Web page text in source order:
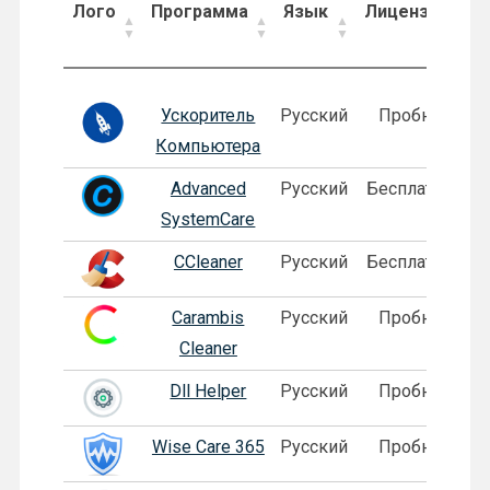
Лого Программа Язык Лицензия
Лого Программа Язык Лицензия
Ускоритель
Компьютера
Русский Пробная
Advanced
SystemCare
Русский Бесплатная
CCleaner Русский Бесплатная
Carambis
Cleaner
Русский Пробная
Dll Helper Русский Пробная
Wise Care 365 Русский Пробная